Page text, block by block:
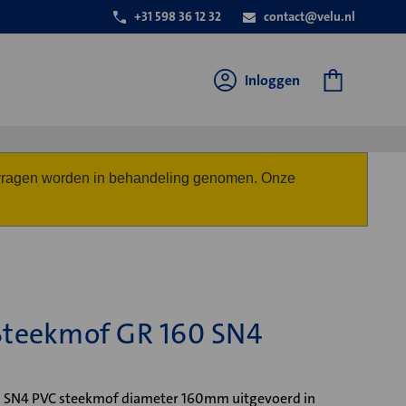
+31 598 36 12 32 contact@velu.nl
Inloggen
worden in behandeling genomen. Onze
GR 160 SN4
SN4 PVC steekmof diameter 160mm uitgevoerd in